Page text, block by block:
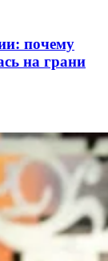
почему
на грани